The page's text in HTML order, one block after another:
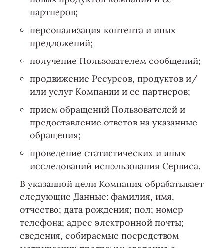
партнеров;
персонализация контента и иных
предложений;
получение Пользователем сообщений;
продвижение Ресурсов, продуктов и/
или услуг Компании и ее партнеров;
прием обращений Пользователей и
предоставление ответов на указанные
обращения;
проведение статистических и иных
исследований использования Сервиса.
В указанной цели Компания обрабатывает
следующие Данные: фамилия, имя,
отчество; дата рождения; пол; номер
телефона; адрес электронной почты;
сведения, собираемые посредством